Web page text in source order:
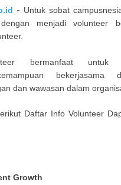
- Untuk sobat
menjadi volunteer
bermanfaat untuk
bekerjasama
dan wawasan dalam
Daftar Info Volunteer
Growth